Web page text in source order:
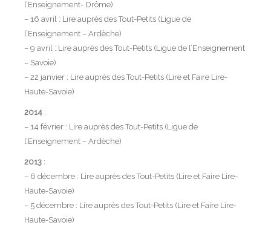
l’Enseignement- Drôme)
– 16 avril : Lire auprès des Tout-Petits (Ligue de
l’Enseignement – Ardèche)
– 9 avril : Lire auprès des Tout-Petits (Ligue de l’Enseignement
– Savoie)
– 22 janvier : Lire auprès des Tout-Petits (Lire et Faire Lire-
Haute-Savoie)
2014 :
– 14 février : Lire auprès des Tout-Petits (Ligue de
l’Enseignement – Ardèche)
2013 :
– 6 décembre : Lire auprès des Tout-Petits (Lire et Faire Lire-
Haute-Savoie)
– 5 décembre : Lire auprès des Tout-Petits (Lire et Faire Lire-
Haute-Savoie)